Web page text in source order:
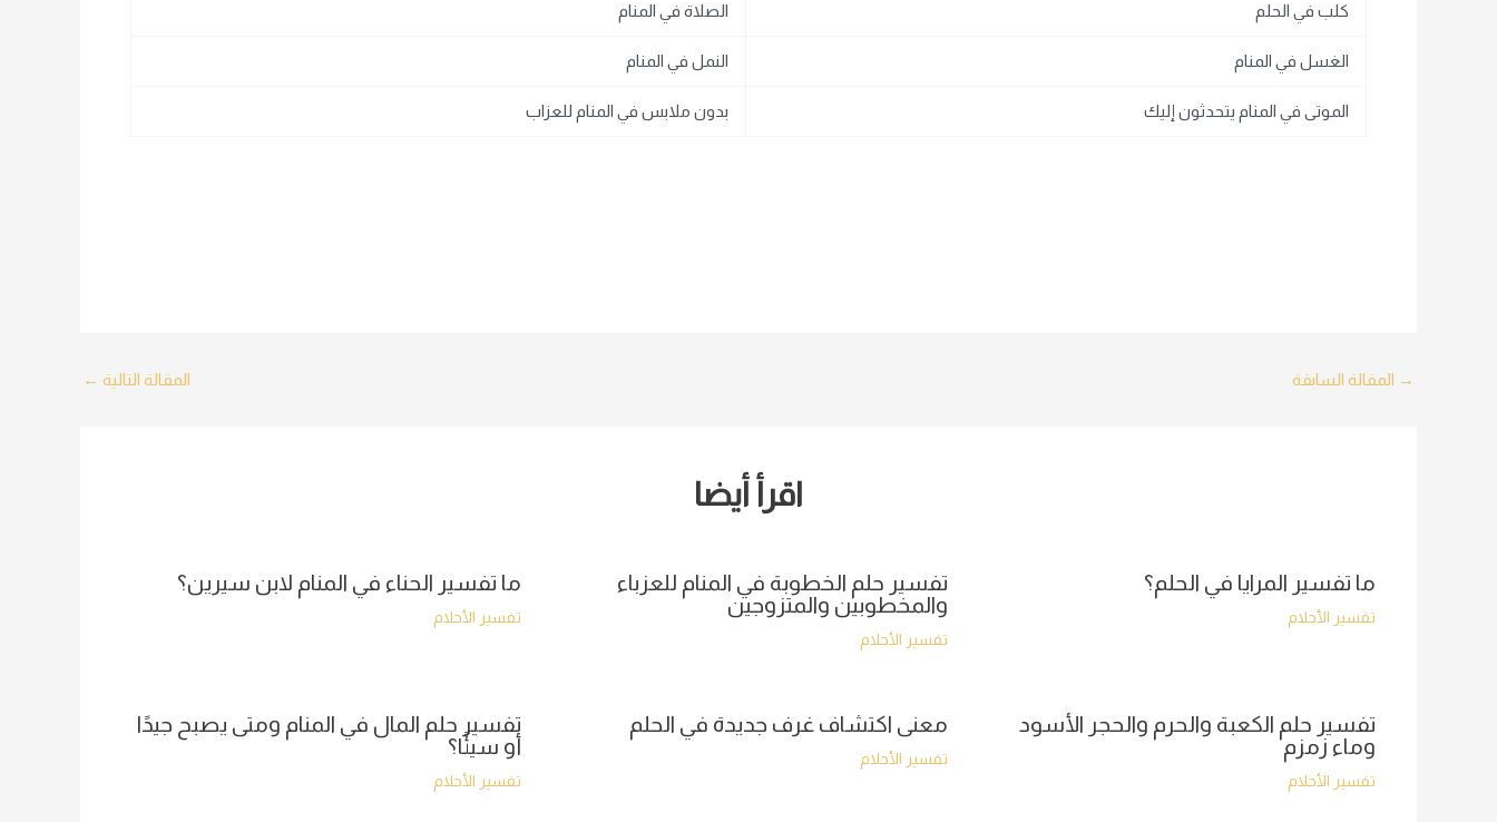
كلب في الحلم الصلاة في المنام
الغسل في المنام النمل في المنام
الموتى في المنام يتحدثون إليك بدون ملابس في المنام للعزاب
Post
→ المقالة السابقة المقالة التالية ←
اقرأ أيضا
ما تفسير المرايا في الحلم؟
تفسير الأحلام
تفسير حلم الخطوبة في المنام للعزباء
والمخطوبين والمتزوجين
تفسير الأحلام
ما تفسير الحناء في المنام لابن سيرين؟
تفسير الأحلام
تفسير حلم الكعبة والحرم والحجر الأسود
وماء زمزم
تفسير الأحلام
معنى اكتشاف غرف جديدة في الحلم
تفسير الأحلام
تفسير حلم المال في المنام ومتى يصبح جيدًا
أو سيئًا؟
تفسير الأحلام